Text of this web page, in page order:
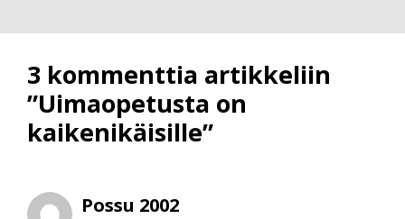
3 kommenttia artikkeliin
”Uimaopetusta on
kaikenikäisille”
Possu 2002